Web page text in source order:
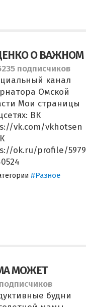
О ВАЖНОМ
подписчиков
канал
Омской
Мои страницы
ВК
vk.com/vkhotsen
ok.ru/profile/5979
#Разное
МОЖЕТ
будни